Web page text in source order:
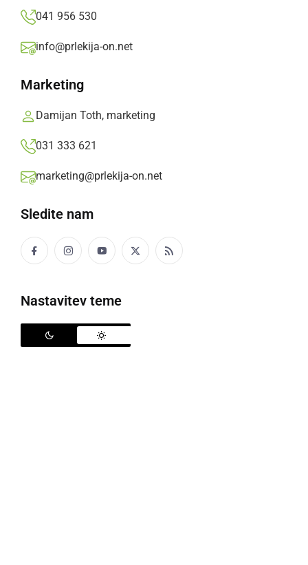
041 956 530
info@prlekija-on.net
Marketing
Damijan Toth, marketing
031 333 621
marketing@prlekija-on.net
Sledite nam
Nastavitev teme
Popularne rubrike novic
Kultura
Politika
Narava